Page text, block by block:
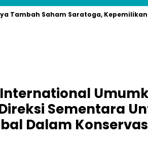
Saham Saratoga, Kepemilikan Naik
Sementara
Dalam